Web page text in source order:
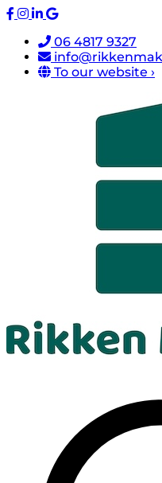
06 4817 9327
To our website ›